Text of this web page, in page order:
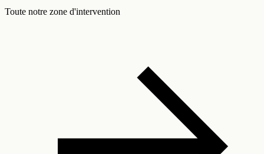
Toute notre zone d'intervention